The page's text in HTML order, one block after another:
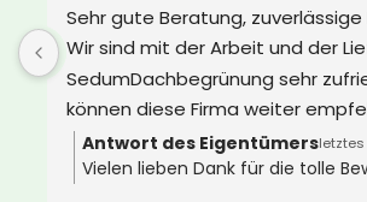
Sehr gute Beratung, zuverlässige
Wir sind mit der Arbeit und der
SedumDachbegrünung sehr
können diese Firma weiter
Antwort des Eigentümers
Vielen lieben Dank für die tolle